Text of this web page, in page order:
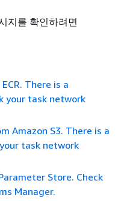
지를 확인하려면
There is a
your task network
Amazon S3. There is a
task network
Store. Check
Manager.